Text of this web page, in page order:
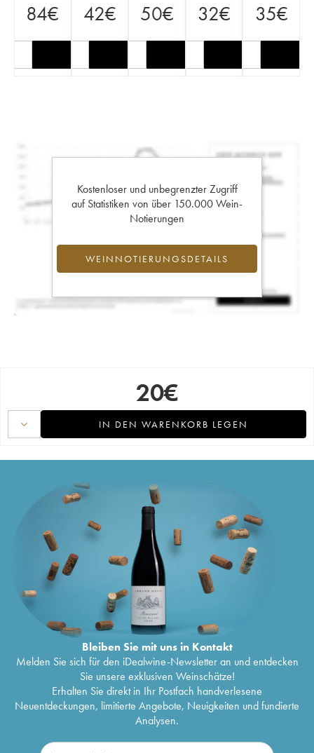
84€ 42€ 50€ 32€ 35€
Kostenloser und unbegrenzter Zugriff
auf Statistiken von über 150.000 Wein-
Notierungen
WEINNOTIERUNGSDETAILS
20€
IN DEN WARENKORB LEGEN
Bleiben Sie mit uns in Kontakt
Melden Sie sich für den iDealwine-Newsletter an und entdecken
Sie unsere exklusiven Weinschätze!
Erhalten Sie direkt in Ihr Postfach handverlesene
Neuentdeckungen, limitierte Angebote, Neuigkeiten und fundierte
Analysen.